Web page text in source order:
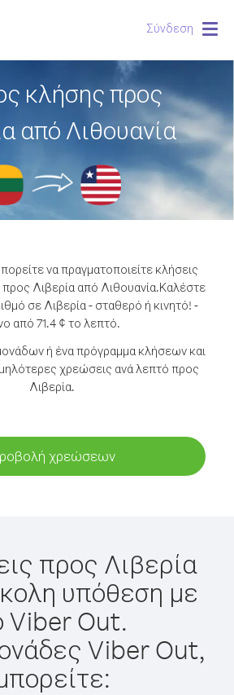
Σύνδεση
κλήσης προς
από Λιθουανία
να πραγματοποιείτε κλήσεις
Λιβερία από Λιθουανία.Καλέστε
σε Λιβερία - σταθερό ή κινητό! -
από 71.4 ¢ το λεπτό.
ή ένα πρόγραμμα κλήσεων και
χρεώσεις ανά λεπτό προς
Λιβερία.
χρεώσεων
προς Λιβερία
υπόθεση με
Viber Out.
Viber Out,